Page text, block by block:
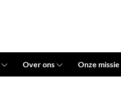
Over ons Onze missie